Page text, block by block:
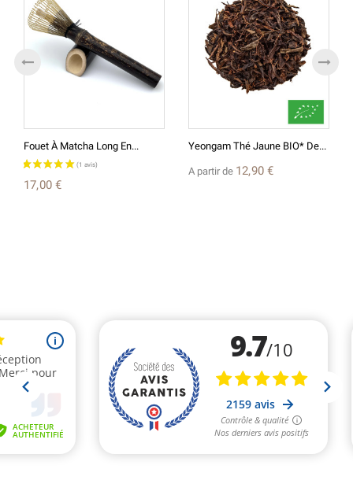
Fouet À Matcha Long En...
17,00 €
Yeongam Thé Jaune BIO* De...
A partir de 12,90 €